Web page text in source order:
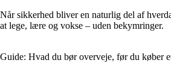
Når sikkerhed bliver en naturlig del af
at lege, lære og vokse – uden bekymringer.
Guide: Hvad du bør overveje, før du køber